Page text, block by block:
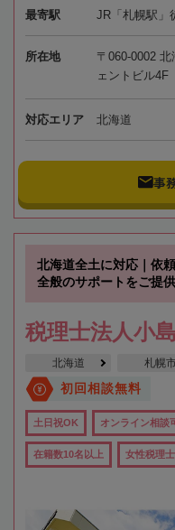
最寄駅 JR「札幌駅」
所在地
〒060-0002
ェントビル4F
対応エリア 北海道
事
北海道全土に対応｜依
全般のサポートをご提
税理士法人小
北海道 札幌
初回相談無料
土日祝OK オンライン相談
在籍数10名以上 女性税理